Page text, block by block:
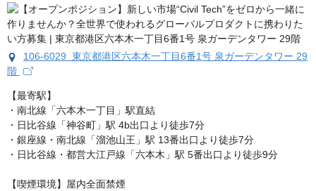
106-6029 東京都港区六本木一丁目6番1号 泉ガーデンタワー 29
階
【最寄駅】
・南北線「六本木一丁目」駅直結
・日比谷線「神谷町」駅 4b出口より徒歩7分
・銀座線・南北線「溜池山王」駅 13番出口より徒歩7分
・日比谷線・都営大江戸線「六本木」駅 5番出口より徒歩9分
【喫煙環境】屋内全面禁煙